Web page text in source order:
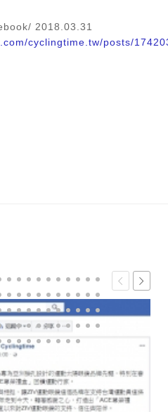
2018.03.31
cyclingtime.tw/posts/